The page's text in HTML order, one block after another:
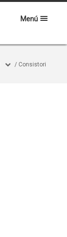
Menú
/ Consistori